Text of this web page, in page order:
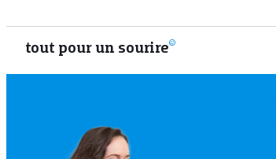
tout pour un sourire